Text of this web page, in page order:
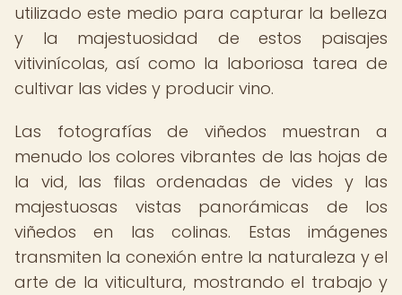
utilizado este medio para capturar la belleza
y la majestuosidad de estos paisajes
vitivinícolas, así como la laboriosa tarea de
cultivar las vides y producir vino.
Las fotografías de viñedos muestran a
menudo los colores vibrantes de las hojas de
la vid, las filas ordenadas de vides y las
majestuosas vistas panorámicas de los
viñedos en las colinas. Estas imágenes
transmiten la conexión entre la naturaleza y el
arte de la viticultura, mostrando el trabajo y